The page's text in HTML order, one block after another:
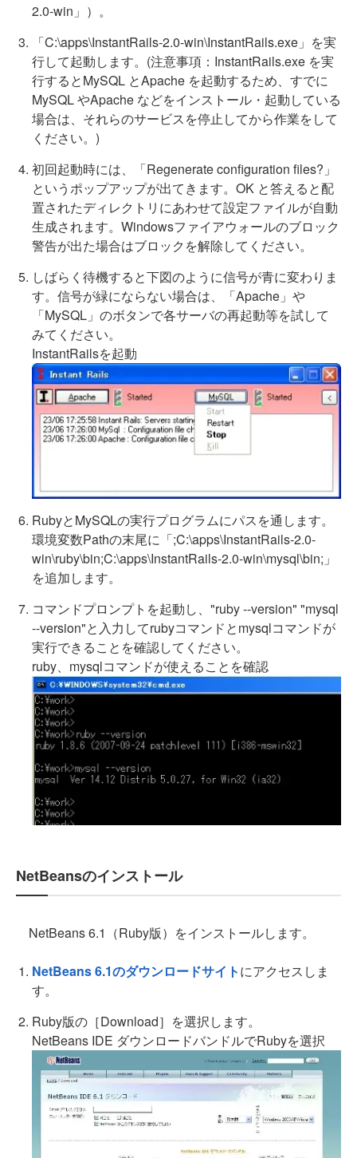
2.0-win」）。
「C:\apps\InstantRails-2.0-win\InstantRails.exe」を実
行して起動します。(注意事項：InstantRails.exe を実
行するとMySQL とApache を起動するため、すでに
MySQL やApache などをインストール・起動している
場合は、それらのサービスを停止してから作業をして
ください。)
初回起動時には、「Regenerate configuration files?」
というポップアップが出てきます。OK と答えると配
置されたディレクトリにあわせて設定ファイルが自動
生成されます。Windowsファイアウォールのブロック
警告が出た場合はブロックを解除してください。
しばらく待機すると下図のように信号が青に変わりま
す。信号が緑にならない場合は、「Apache」や
「MySQL」のボタンで各サーバの再起動等を試して
みてください。
InstantRailsを起動
RubyとMySQLの実行プログラムにパスを通します。
環境変数Pathの末尾に「;C:\apps\InstantRails-2.0-
win\ruby\bin;C:\apps\InstantRails-2.0-win\mysql\bin;」
を追加します。
コマンドプロンプトを起動し、"ruby --version" "mysql
--version"と入力してrubyコマンドとmysqlコマンドが
実行できることを確認してください。
ruby、mysqlコマンドが使えることを確認
NetBeansのインストール
NetBeans 6.1（Ruby版）をインストールします。
NetBeans 6.1のダウンロードサイトにアクセスしま
す。
Ruby版の［Download］を選択します。
NetBeans IDE ダウンロードバンドルでRubyを選択